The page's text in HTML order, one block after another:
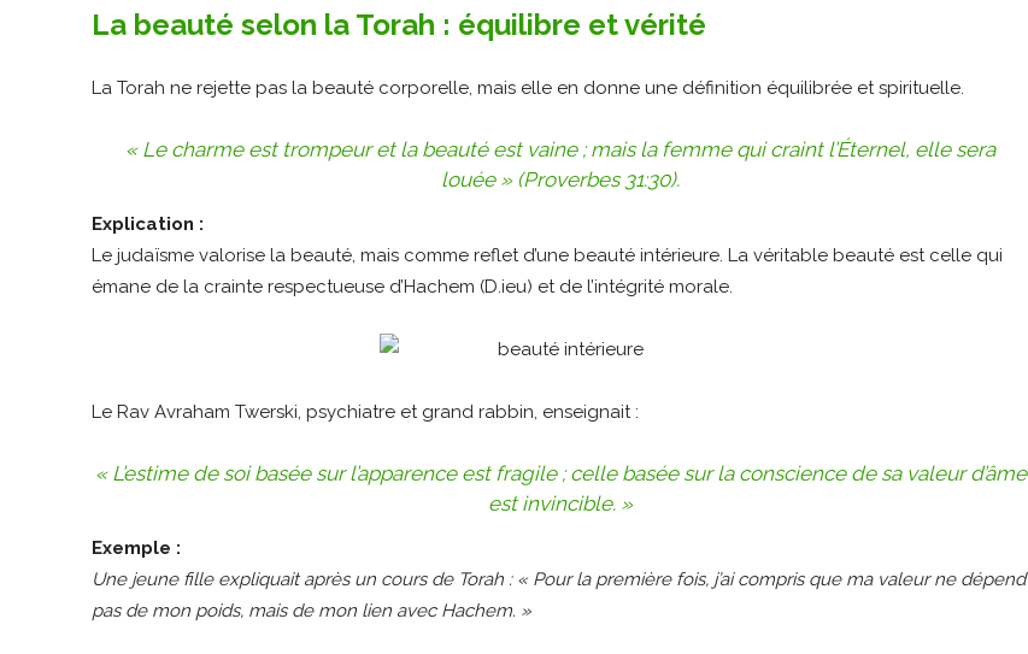
La beauté selon la Torah : équilibre et vérité
La Torah ne rejette pas la beauté corporelle, mais elle en donne une définition équilibrée et spirituelle.
« Le charme est trompeur et la beauté est vaine ; mais la femme qui craint l’Éternel, elle sera
louée » (Proverbes 31:30).
Explication :
Le judaïsme valorise la beauté, mais comme reflet d’une beauté intérieure. La véritable beauté est celle qui
émane de la crainte respectueuse d’Hachem (D.ieu) et de l’intégrité morale.
Le Rav Avraham Twerski, psychiatre et grand rabbin, enseignait :
« L’estime de soi basée sur l’apparence est fragile ; celle basée sur la conscience de sa valeur d’âme
est invincible. »
Exemple :
Une jeune fille expliquait après un cours de Torah : « Pour la première fois, j’ai compris que ma valeur ne dépend
pas de mon poids, mais de mon lien avec Hachem. »